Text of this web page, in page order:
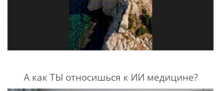
А как ТЫ относишься к ИИ медицине?